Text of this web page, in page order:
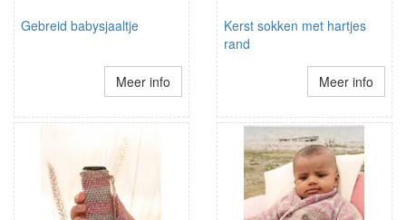
Gebreid babysjaaltje
Meer info
Kerst sokken met hartjes
rand
Meer info